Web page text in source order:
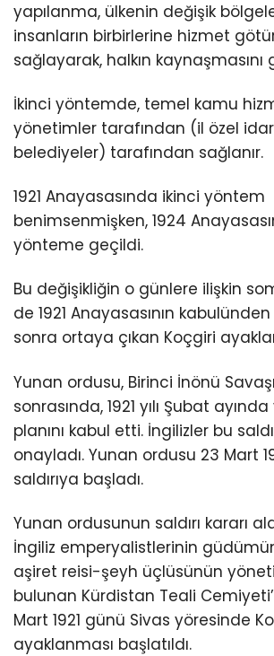
yapılanma, ülkenin değişik
insanların birbirlerine hizmet
sağlayarak, halkın kaynaşmasını
İkinci yöntemde, temel kamu
yönetimler tarafından (il özel
belediyeler) tarafından sağlanır.
1921 Anayasasında ikinci yöntem
benimsenmişken, 1924
yönteme geçildi.
Bu değişikliğin o günlere ilişkin
de 1921 Anayasasının
sonra ortaya çıkan Koçgiri
Yunan ordusu, Birinci İnönü
sonrasında, 1921 yılı Şubat
planını kabul etti. İngilizler bu
onayladı. Yunan ordusu 23 Mart
saldırıya başladı.
Yunan ordusunun saldırı kararı
İngiliz emperyalistlerinin
aşiret reisi-şeyh üçlüsünün
bulunan Kürdistan Teali
Mart 1921 günü Sivas yöresinde
ayaklanması başlatıldı.